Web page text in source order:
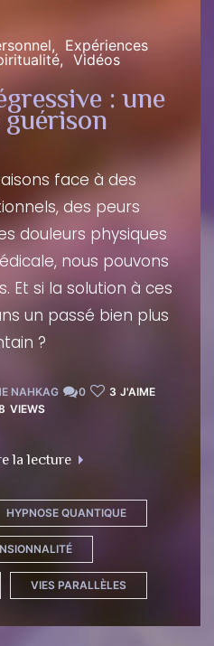
Expériences
Vidéos
: une
face à des
des peurs
douleurs physiques
nous pouvons
Et si la solution à ces
un passé bien plus
?
NAHKAG 0 3 J'AIME
VIEWS
la lecture"L’hypnose
HYPNOSE QUANTIQUE
VIES PARALLÈLES